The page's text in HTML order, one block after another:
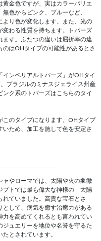
金色ですが、実はカラーバリエ
色からピンク、ブルーなど、
より色が変化します。また、光の
変わる性質を持ちます。トパーズ
す。ふたつの違いは屈折率の違
はOHタイプの可能性があるとさ
インペリアルトパーズ」がOHタイ
ブラジルのミナスジェライス州産
ク系のトパーズはこちらのタイ
このタイプになります。OHタイプ
ため、加工を施して色を安定さ
ャやローマでは、太陽や火の象徴
プトでは最も偉大な神様の「太陽
ていました。高貴な宝石とさ
して、病気を癒す治癒力がある
力を高めてくれるとも言われてい
ジュエリーを地位や名誉を守るた
とされています。